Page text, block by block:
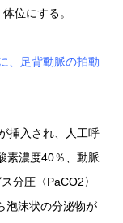
位にする。
足背動脈の拍動
挿入され、人工呼
素濃度40％、動脈
分圧〈PaCO2〉
泡沫状の分泌物が